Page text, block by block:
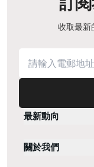
收取最新
最新動向
關於我們